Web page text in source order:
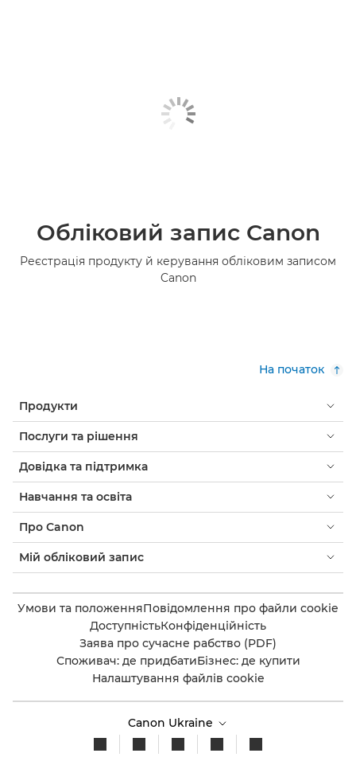
Обліковий запис Canon
Реєстрація продукту й керування обліковим записом
Canon
На початок
Продукти
Послуги та рішення
Довідка та підтримка
Навчання та освіта
Про Canon
Мій обліковий запис
Умови та положенняПовідомлення про файли cookie
ДоступністьКонфіденційність
Заява про сучасне рабство (PDF)
Споживач: де придбатиБізнес: де купити
Налаштування файлів cookie
Canon Ukraine